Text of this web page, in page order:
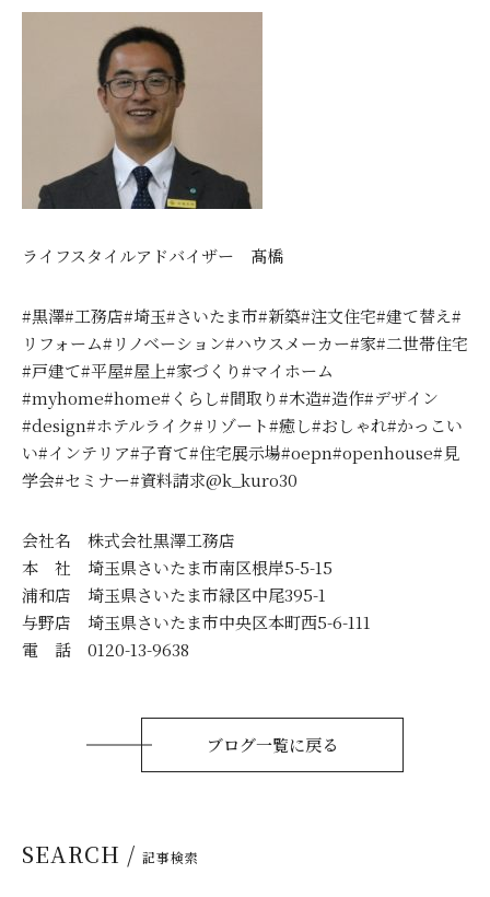
ライフスタイルアドバイザー 髙橋
#黒澤#工務店#埼玉#さいたま市#新築#注文住宅#建て替え#
リフォーム#リノベーション#ハウスメーカー#家#二世帯住宅
#戸建て#平屋#屋上#家づくり#マイホーム
#myhome#home#くらし#間取り#木造#造作#デザイン
#design#ホテルライク#リゾート#癒し#おしゃれ#かっこい
い#インテリア#子育て#住宅展示場#oepn#openhouse#見
学会#セミナー#資料請求@k_kuro30
会社名 株式会社黒澤工務店
本 社 埼玉県さいたま市南区根岸5-5-15
浦和店 埼玉県さいたま市緑区中尾395-1
与野店 埼玉県さいたま市中央区本町西5-6-111
電 話 0120-13-9638
ブログ一覧に戻る
SEARCH / 記事検索